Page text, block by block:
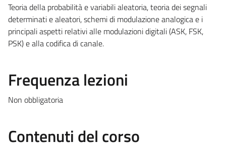
Teoria della probabilità e variabili aleatoria, teoria dei segnali
determinati e aleatori, schemi di modulazione analogica e i
principali aspetti relativi alle modulazioni digitali (ASK, FSK,
PSK) e alla codifica di canale.
Frequenza lezioni
Non obbligatoria
Contenuti del corso